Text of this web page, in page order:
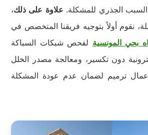
السبب الجذري للمشكلة. علاوة على ذلك،
نقوم أولاً بتوجيه فريقنا المتخصص في
بحي المونسية لفحص شبكات السباكة
دون تكسير، ومعالجة مصدر الخلل
ترميم لضمان عدم عودة المشكلة